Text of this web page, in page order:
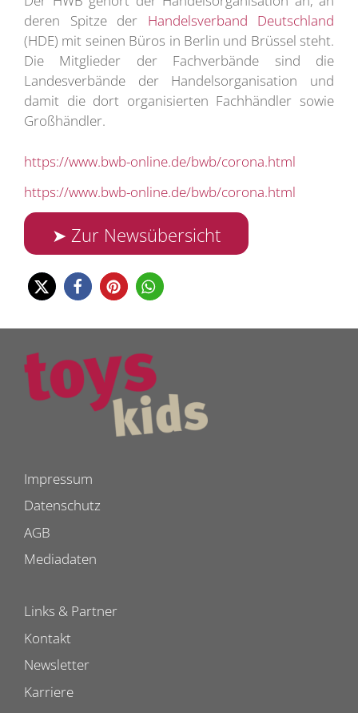
deren Spitze der Handelsverband Deutschland
(HDE) mit seinen Büros in Berlin und Brüssel steht.
Die Mitglieder der Fachverbände sind die
Landesverbände der Handelsorganisation und
damit die dort organisierten Fachhändler sowie
Großhändler.
https://www.bwb-online.de/bwb/corona.html
https://www.bwb-online.de/bwb/corona.html
➤ Zur Newsübersicht
Impressum
Datenschutz
AGB
Mediadaten
Links & Partner
Kontakt
Newsletter
Karriere